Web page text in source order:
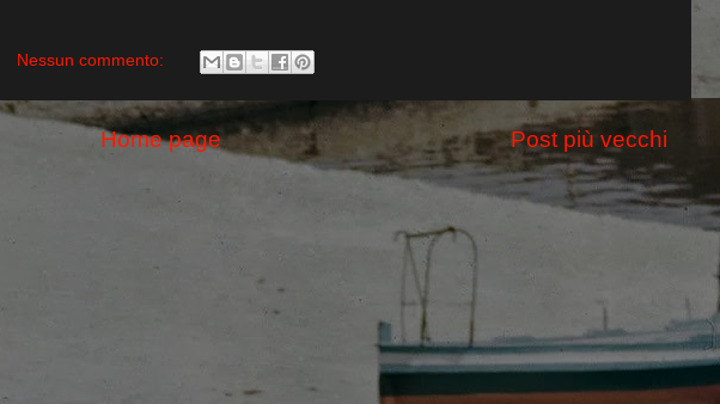
Nessun commento:
Post più vecchi
Home page